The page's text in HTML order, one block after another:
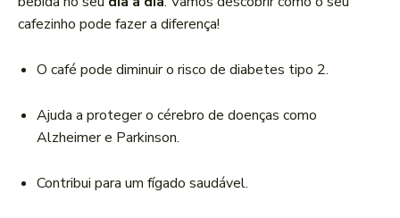
cafezinho pode fazer a diferença!
O café pode diminuir o risco de diabetes tipo 2.
Ajuda a proteger o cérebro de doenças como
Alzheimer e Parkinson.
Contribui para um fígado saudável.